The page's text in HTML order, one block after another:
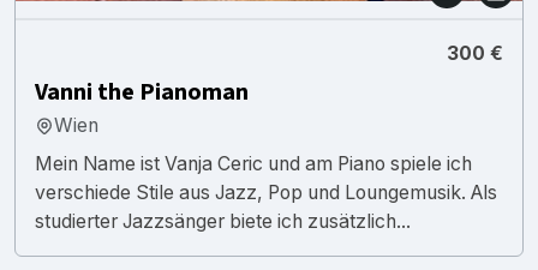
300 €
Vanni the Pianoman
Wien
Mein Name ist Vanja Ceric und am Piano spiele ich
verschiede Stile aus Jazz, Pop und Loungemusik. Als
studierter Jazzsänger biete ich zusätzlich...